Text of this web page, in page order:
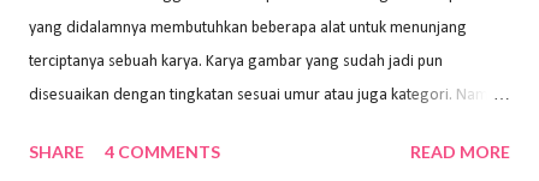
yang didalamnya membutuhkan beberapa alat untuk menunjang
terciptanya sebuah karya. Karya gambar yang sudah jadi pun
disesuaikan dengan tingkatan sesuai umur atau juga kategori. Namun,
sehingga hasilnya bisa dilihat. Peran alat dan bahan sangat
SHARE 4 COMMENTS READ MORE